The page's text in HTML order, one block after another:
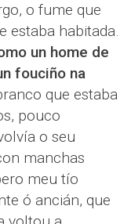
o fume que
estaba habitada.
un home de
fouciño na
que estaba
pouco
o seu
manchas
meu tío
ó ancián, que